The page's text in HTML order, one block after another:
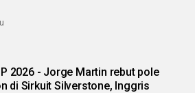
2026 - Jorge Martin rebut pole
position di Sirkuit Silverstone, Inggris